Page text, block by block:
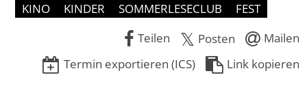
KINO KINDER SOMMERLESECLUB
FEST
Teilen
Posten
Mailen
Termin exportieren (ICS)
Link kopieren